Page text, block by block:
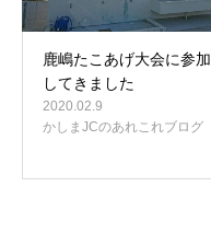
鹿嶋たこあげ大会に参加
してきました
2020.02.9
かしまJCのあれこれブログ